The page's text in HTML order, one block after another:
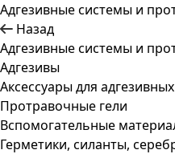
Адгезивные системы и
Назад
Адгезивные системы и
Адгезивы
Аксессуары для
Протравочные гели
Вспомогательные
Герметики, силанты,